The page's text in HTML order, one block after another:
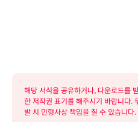
해당 서식을 공유하거나, 다운로드를
한 저작권 표기를 해주시기 바랍니다.
발 시 민형사상 책임을 질 수 있습니다.